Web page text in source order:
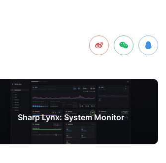
Sharp Lynx: System Monitor